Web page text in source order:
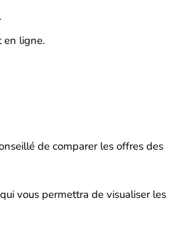
en ligne.
de comparer les offres des
vous permettra de visualiser les